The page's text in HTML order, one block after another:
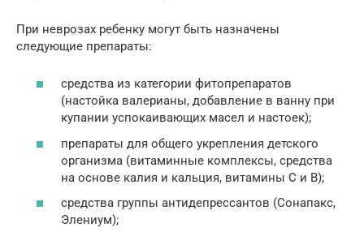
При неврозах ребенку могут быть назначены
следующие препараты:
средства из категории фитопрепаратов
(настойка валерианы, добавление в ванну при
купании успокаивающих масел и настоек);
препараты для общего укрепления детского
организма (витаминные комплексы, средства
на основе калия и кальция, витамины С и В);
средства группы антидепрессантов (Сонапакс,
Элениум);